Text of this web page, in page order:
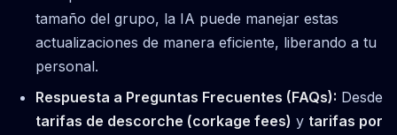
tamaño del grupo, la IA puede manejar estas
actualizaciones de manera eficiente, liberando a tu
personal.
Respuesta a Preguntas Frecuentes (FAQs): Desde
tarifas de descorche (corkage fees) y tarifas por